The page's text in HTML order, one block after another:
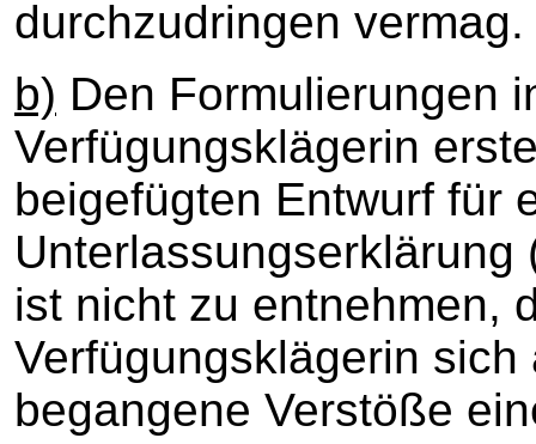
durchzudringen vermag.
b) Den Formulierungen
Verfügungsklägerin
beigefügten Entwurf für
ist nicht zu entnehmen,
Verfügungsklägerin
begangene Verstöße